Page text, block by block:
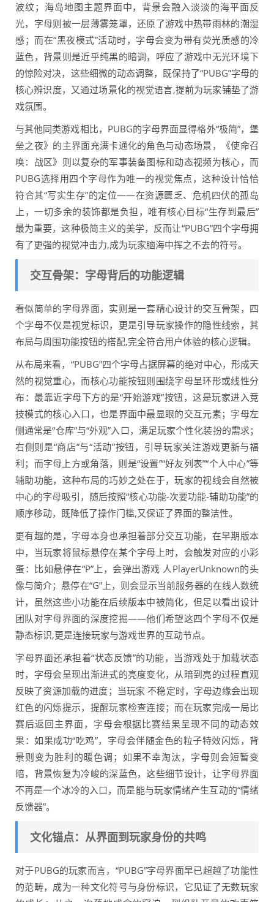
波纹；海岛地图主题界面中，背景会融入淡淡的海平面反
光，字母则被一层薄雾笼罩，还原了游戏中热带雨林的潮湿
感；而在“黑夜模式”活动时，字母会变为带有荧光质感的冷
蓝色，背景则是近乎纯黑的暗调，呼应了游戏中无光环境下
的惊险对决，这些细微的动态调整，既保持了“PUBG”字母的
核心辨识度，又通过场景化的视觉语言,提前为玩家铺垫了游
戏氛围。
与其他同类游戏相比，PUBG的字母界面显得格外“极简”，堡
垒之夜》的主界面充满卡通化的角色与动态场景，《使命召
唤：战区》则以复杂的军事装备图标和动态视频为核心，而
PUBG选择用四个字母作为唯一的视觉焦点，这种设计恰恰
符合其“写实生存”的定位——在资源匮乏、危机四伏的孤岛
上，一切多余的装饰都是负担，唯有核心目标“生存到最后”
最为重要，这种极简主义的美学，反而让“PUBG”四个字母拥
有了更强的视觉冲击力,成为玩家脑海中挥之不去的符号。
交互骨架：字母背后的功能逻辑
看似简单的字母界面，实则是一套精心设计的交互骨架，四
个字母不仅是视觉标识，更是引导玩家操作的隐性线索，其
布局与周围功能按钮的搭配,完全符合用户体验的核心逻辑。
从布局来看，“PUBG”四个字母占据屏幕的绝对中心，形成天
然的视觉重心，而核心功能按钮则围绕字母呈环形或线性分
布：最靠近字母下方的是“开始游戏”按钮，这是玩家进入竞
技模式的核心入口，也是界面中最显眼的交互元素；字母左
侧通常是“仓库”与“外观”入口，满足玩家个性化装扮的需求；
右侧则是“商店”与“活动”按钮，引导玩家关注游戏更新与福
利；而字母上方或角落，则是“设置”“好友列表”“个人中心”等
辅助功能，这种布局的巧妙之处在于，玩家的视线会自然被
中心的字母吸引，随后按照“核心功能-次要功能-辅助功能”的
顺序移动，既降低了操作门槛,又保证了界面的整洁性。
更有趣的是，字母本身也承担着部分交互功能，在早期版本
中，当玩家将鼠标悬停在某个字母上时，会触发对应的小彩
蛋：比如悬停在“P”上，会弹出游戏 人PlayerUnknown的头
像与简介；悬停在“G”上，则会显示当前服务器的在线人数统
计，虽然这些小功能在后续版本中被简化，但足以看出设计
团队对字母界面的深度挖掘——他们希望这四个字母不仅是
静态标识,更是连接玩家与游戏世界的互动节点。
字母界面还承担着“状态反馈”的功能，当游戏处于加载状态
时，字母会呈现出渐进式的亮度变化，从暗到亮的过程直观
反映了资源加载的进度；当玩家 不稳定时，字母边缘会出现
红色的闪烁提示，提醒玩家检查连接；而在玩家完成一局比
赛后返回主界面，字母会根据比赛结果呈现不同的动态效
果：如果成功“吃鸡”，字母会伴随金色的粒子特效闪烁，背
景则变为胜利的暖色调；如果不幸淘汰，字母则会短暂变
暗，背景恢复为冷峻的深蓝色，这些细节设计，让字母界面
不再是一个冰冷的入口，而是能与玩家情绪产生互动的“情绪
反馈器”。
文化锚点：从界面到玩家身份的共鸣
对于PUBG的玩家而言，“PUBG”字母界面早已超越了功能性
的范畴，成为一种文化符号与身份标识，它见证了无数玩家